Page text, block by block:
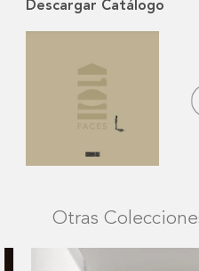
Descargar Catálogo
Otras